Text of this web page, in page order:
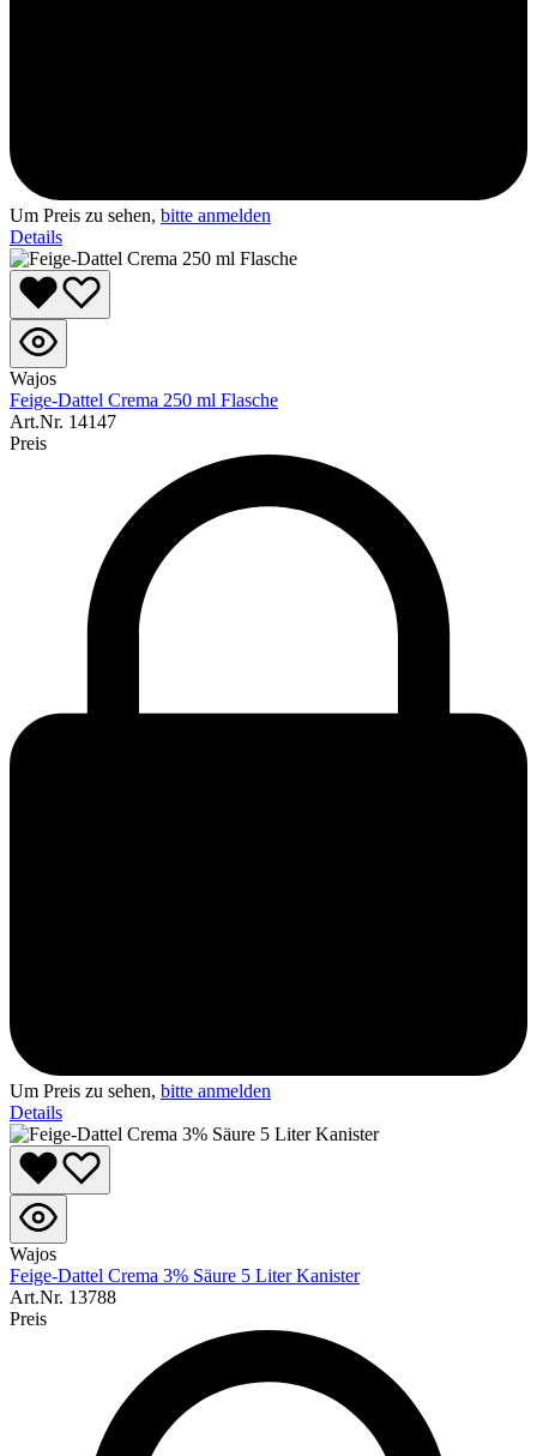
Um Preis zu sehen, bitte anmelden
Details
Wajos
Feige-Dattel Crema 250 ml Flasche
Art.Nr. 14147
Preis
Um Preis zu sehen, bitte anmelden
Details
Wajos
Feige-Dattel Crema 3% Säure 5 Liter Kanister
Art.Nr. 13788
Preis